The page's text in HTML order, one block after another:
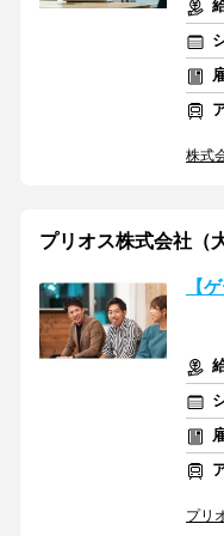
株式
プリオス株式会社（
【
プリ